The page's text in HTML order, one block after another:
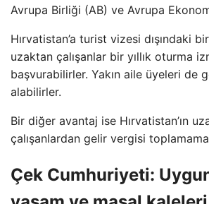
Avrupa Birliği (AB) ve Avrupa
Hırvatistan’a turist vizesi dışındaki
uzaktan çalışanlar bir yıllık oturma
başvurabilirler. Yakın aile üyeleri de
alabilirler.
Bir diğer avantaj ise Hırvatistan’ın
çalışanlardan gelir vergisi
Çek Cumhuriyeti: